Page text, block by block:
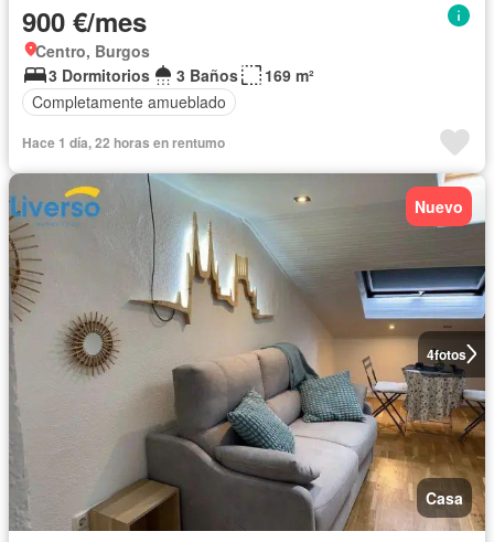
900 €/mes
Centro, Burgos
3 Dormitorios
3 Baños
169 m²
Completamente amueblado
Hace 1 día, 22 horas en rentumo
4fotos
Nuevo
Casa